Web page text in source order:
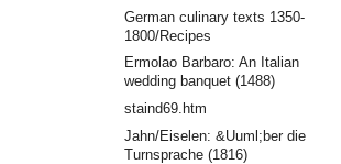
German culinary texts 1350-
1800/Recipes
Ermolao Barbaro: An Italian
wedding banquet (1488)
staind69.htm
Jahn/Eiselen: &Uuml;ber die
Turnsprache (1816)